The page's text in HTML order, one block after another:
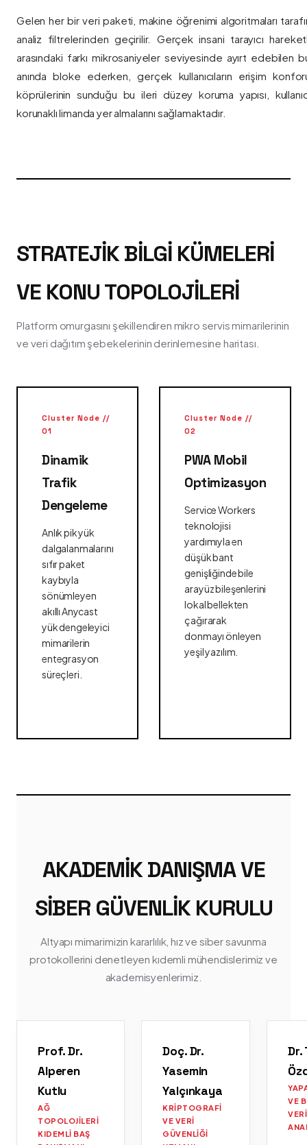
Gelen her bir veri paketi, makine öğrenimi algoritmaları
analiz filtrelerinden geçirilir. Gerçek insani tarayıcı
arasındaki farkı mikrosaniyeler seviyesinde ayırt edebilen
anında bloke ederken, gerçek kullanıcıların erişim
köprülerinin sunduğu bu ileri düzey koruma yapısı,
korunaklı limanda yer almalarını sağlamaktadır.
STRATEJIK BILGI KÜMELERI
VE KONU TOPOLOJILERI
Platform omurgasını şekillendiren mikro servis mimarilerinin
ve veri dağıtım şebekelerinin derinlemesine haritası.
Cluster Node //
01
Dinamik
Trafik
Dengeleme
Anlık pik yük
dalgalanmalarını
sıfır paket
kaybıyla
sönümleyen
akıllı Anycast
yük dengeleyici
mimarilerin
entegrasyon
süreçleri.
Cluster Node //
02
PWA Mobil
Optimizasyon
Service Workers
teknolojisi
yardımıyla en
düşük bant
genişliğinde bile
arayüz bileşenlerini
lokal bellekten
çağırarak
donmayı önleyen
yeşil yazılım.
AKADEMIK DANIŞMA VE
SIBER GÜVENLIK KURULU
Altyapı mimarimizin kararlılık, hız ve siber savunma
protokollerini denetleyen kıdemli mühendislerimiz ve
akademisyenlerimiz.
Prof. Dr.
Alperen
Kutlu
AĞ
TOPOLOJILERI
KIDEMLI BAŞ
Doç. Dr.
Yasemin
Yalçınkaya
KRIPTOGRAFI
VE VERI
GÜVENLIĞI
Dr.
VE
VERI